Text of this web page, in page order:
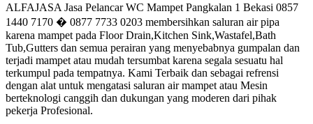
ALFAJASA Jasa Pelancar WC Mampet Pangkalan 1 Bekasi 0857
1440 7170 � 0877 7733 0203 membersihkan saluran air pipa
karena mampet pada Floor Drain,Kitchen Sink,Wastafel,Bath
Tub,Gutters dan semua perairan yang menyebabnya gumpalan dan
terjadi mampet atau mudah tersumbat karena segala sesuatu hal
terkumpul pada tempatnya. Kami Terbaik dan sebagai refrensi
dengan alat untuk mengatasi saluran air mampet atau Mesin
berteknologi canggih dan dukungan yang moderen dari pihak
pekerja Profesional.